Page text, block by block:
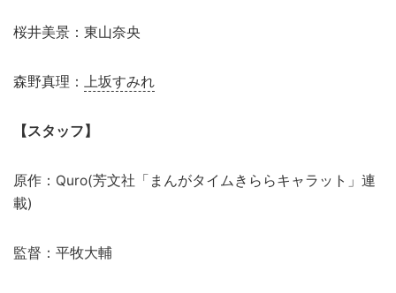
桜井美景：東山奈央
森野真理： 上坂すみれ
【スタッフ】
原作：Quro(芳文社「まんがタイムきららキャラット」連
載)
監督：平牧大輔